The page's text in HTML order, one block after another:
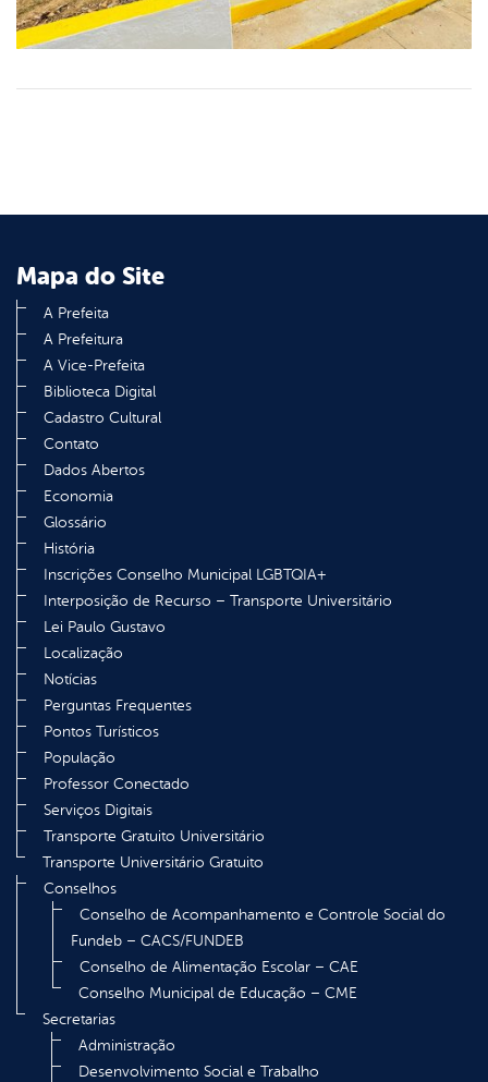
Mapa do Site
A Prefeita
A Prefeitura
A Vice-Prefeita
Biblioteca Digital
Cadastro Cultural
Contato
Dados Abertos
Economia
Glossário
História
Inscrições Conselho Municipal LGBTQIA+
Interposição de Recurso – Transporte Universitário
Lei Paulo Gustavo
Localização
Notícias
Perguntas Frequentes
Pontos Turísticos
População
Professor Conectado
Serviços Digitais
Transporte Gratuito Universitário
Transporte Universitário Gratuito
Conselhos
Conselho de Acompanhamento e Controle Social do
Fundeb – CACS/FUNDEB
Conselho de Alimentação Escolar – CAE
Conselho Municipal de Educação – CME
Secretarias
Administração
Desenvolvimento Social e Trabalho